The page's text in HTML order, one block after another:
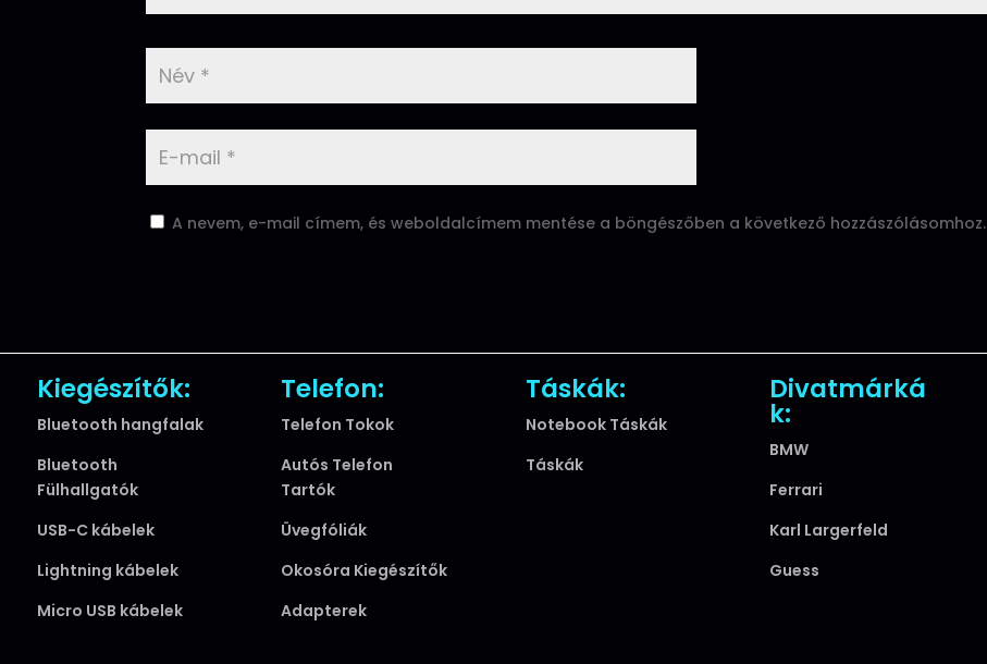
A nevem, e-mail címem, és weboldalcímem mentése a böngészőben a következő hozzászólásomhoz.
Kiegészítők:
Bluetooth hangfalak
Bluetooth
Fülhallgatók
USB-C kábelek
Lightning kábelek
Micro USB kábelek
Telefon:
Telefon Tokok
Autós Telefon
Tartók
Üvegfóliák
Okosóra Kiegészítők
Adapterek
Táskák:
Notebook Táskák
Táskák
Divatmárká
k:
BMW
Ferrari
Karl Largerfeld
Guess